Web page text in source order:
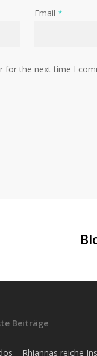
Email *
for the next time I
Beiträge
– Rhiannas reiche